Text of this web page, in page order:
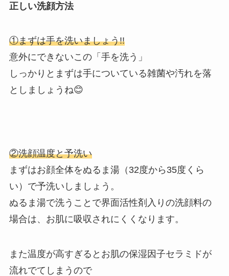
正しい洗顔方法
①まずは手を洗いましょう!!
意外にできないこの「手を洗う」
しっかりとまずは手についている雑菌や汚れを落
としましょうね😊
②洗顔温度と予洗い
まずはお顔全体をぬるま湯（32度から35度くら
い）で予洗いしましょう。
ぬるま湯で洗うことで界面活性剤入りの洗顔料の
場合は、お肌に吸収されにくくなります。
また温度が高すぎるとお肌の保湿因子セラミドが
流れでてしまうので